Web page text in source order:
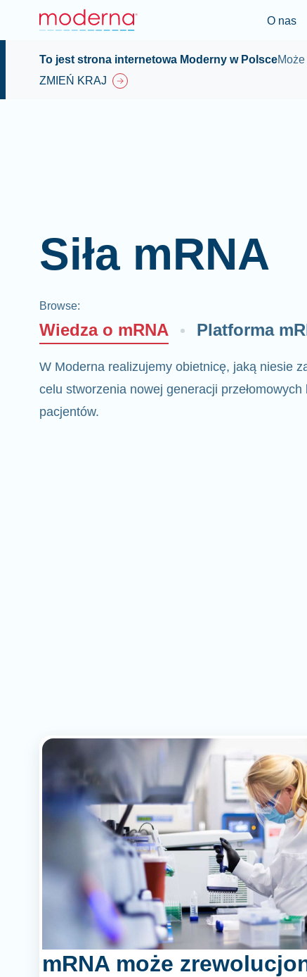
O nas
To jest strona internetowa Moderny w Polsce
ZMIEŃ KRAJ
Siła mRNA
Browse:
Wiedza o mRNA Platforma
W Moderna realizujemy obietnicę, jaką niesie
celu stworzenia nowej generacji
pacjentów.
mRNA może